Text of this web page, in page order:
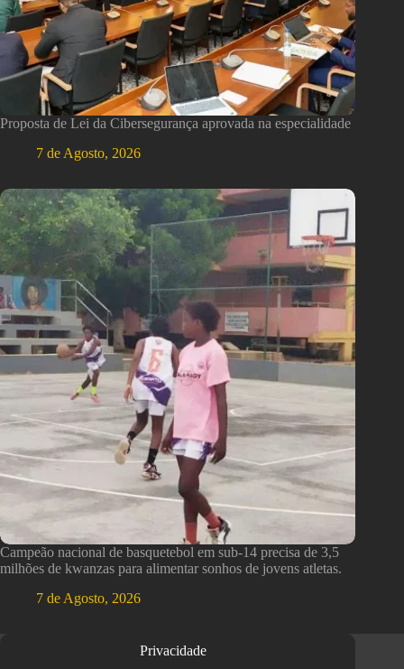
Proposta de Lei da Cibersegurança aprovada na especialidade
7 de Agosto, 2026
Campeão nacional de basquetebol em sub-14 precisa de 3,5
milhões de kwanzas para alimentar sonhos de jovens atletas.
7 de Agosto, 2026
Privacidade